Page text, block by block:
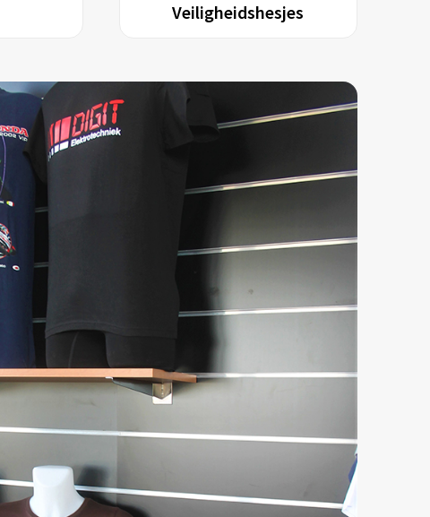
Veiligheidshesjes